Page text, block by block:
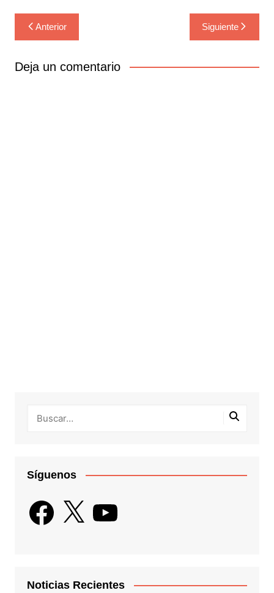
Navegación
de
entradas
Anterior Siguiente
Deja un comentario
Síguenos
Facebook
X YouTube
Noticias Recientes